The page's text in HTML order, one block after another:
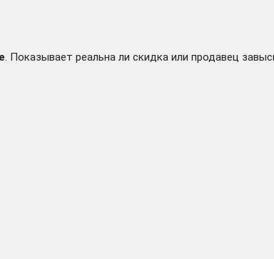
. Показывает реальна ли скидка или продавец